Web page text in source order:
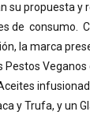
su propuesta y
de consumo.
la marca
Pestos
y Trufa, y un